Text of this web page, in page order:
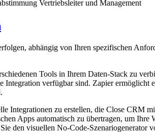
Vertriebsleiter und Management
abhängig von Ihren spezifischen
Tools in Ihrem Daten-Stack zu
verfügbar sind. Zapier ermöglicht
zu erstellen, die Close CRM
Apps automatisch zu übertragen, um
den visuellen No-Code-